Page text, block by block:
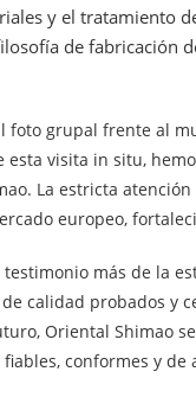
y el tratamiento
de fabricación
grupal frente al
visita in situ,
La estricta
europeo,
más de la
calidad probados y
Oriental Shimao
conformes y